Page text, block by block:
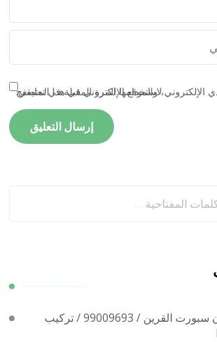
احفظ اسمي، بريدي الإلكتروني، والموقع الإلكتروني في هذا المتصفح لاستخدامها المرة المقبلة في تعليقي.
تركيب رسيفر بي ان سبورت القرين / 99009693 / تركيب